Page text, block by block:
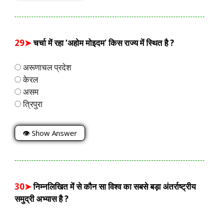
29➤चर्चा में रहा ‘अहोम मोइदम’ किस राज्य में स्थित है ?
अरूणाचल प्रदेश
केरल
असम
त्रिपुरा
👁 Show Answer
30➤निम्नलिखित में से कौन सा विश्व का सबसे बड़ा अंतर्राष्ट्रीय
समुद्री अभ्यास है ?